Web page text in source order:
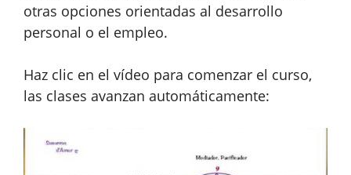
otras opciones orientadas al desarrollo
personal o el empleo.
Haz clic en el vídeo para comenzar el curso,
las clases avanzan automáticamente: